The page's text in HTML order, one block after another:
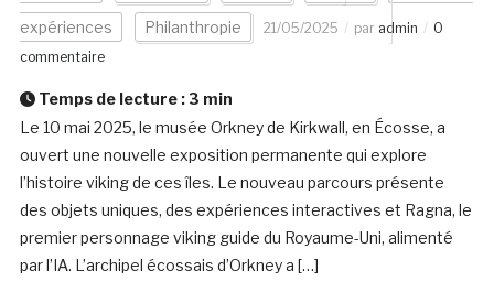
expériences Philanthropie 21/05/2025 par admin
0
commentaire
Temps de lecture : 3 min
Le 10 mai 2025, le musée Orkney de Kirkwall, en Écosse, a
ouvert une nouvelle exposition permanente qui explore
l’histoire viking de ces îles. Le nouveau parcours présente
des objets uniques, des expériences interactives et Ragna, le
premier personnage viking guide du Royaume-Uni, alimenté
par l’IA. L’archipel écossais d’Orkney a […]